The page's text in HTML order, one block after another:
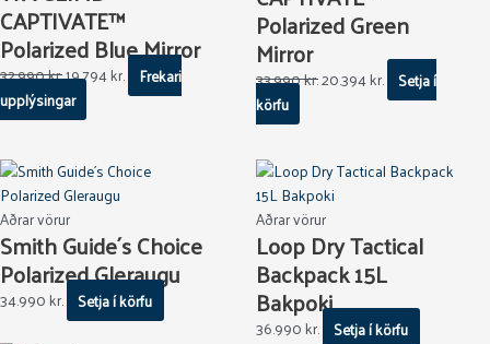
CAPTIVATE™
Polarized Blue Mirror
32.990kr.19.794kr. Frekari
upplýsingar
Polarized Green
Mirror
33.990kr.20.394kr. Setja í
körfu
Aðrar vörur
Smith Guide´s Choice
Polarized Gleraugu
34.990kr. Setja í körfu
Aðrar vörur
Loop Dry Tactical
Backpack 15L
Bakpoki
36.990kr. Setja í körfu